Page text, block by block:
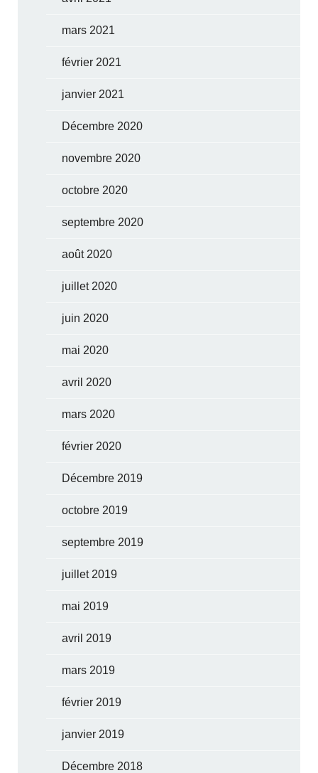
mars 2021
février 2021
janvier 2021
Décembre 2020
novembre 2020
octobre 2020
septembre 2020
août 2020
juillet 2020
juin 2020
mai 2020
avril 2020
mars 2020
février 2020
Décembre 2019
octobre 2019
septembre 2019
juillet 2019
mai 2019
avril 2019
mars 2019
février 2019
janvier 2019
Décembre 2018